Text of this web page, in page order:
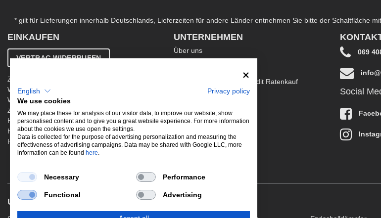
* gilt für Lieferungen innerhalb Deutschlands, Lieferzeiten für andere Länder entnehmen Sie bitte der Schaltfläche
EINKAUFEN
VERTRAG WIDERRUFEN
Zahlung & Versand
Widerrufsbelehrung
Warenkorb
Zur Kasse
Hinweis zur Altölentsorgung
Hinweis zur Batterieentsorgung
Händler werden
UNTERNEHMEN
Über uns
Kontakt
Ergänzende AGB EasyCredit Ratenkauf
Datenschutzerklärung
Jobs
Newsletter
069
Social
UNSERE BELIEBTESTEN PRODUKTE
English
Privacy policy
We use cookies
We may place these for analysis of our visitor data, to improve our website, show
personalised content and to give you a great website experience. For more information
about the cookies we use open the settings.
Data is collected for the purpose of advertising personalization and measuring the
effectiveness of advertising campaigns. Data may be shared with Google LLC, more
information can be found here.
Necessary Performance
Functional Advertising